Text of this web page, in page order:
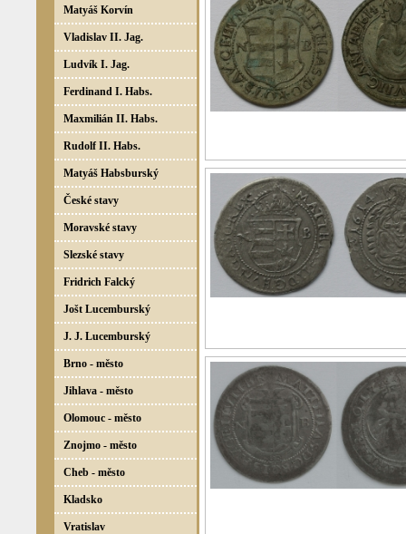
Matyáš Korvín
Vladislav II. Jag.
Ludvík I. Jag.
Ferdinand I. Habs.
Maxmilián II. Habs.
Rudolf II. Habs.
Matyáš Habsburský
České stavy
Moravské stavy
Slezské stavy
Fridrich Falcký
Jošt Lucemburský
J. J. Lucemburský
Brno - město
Jihlava - město
Olomouc - město
Znojmo - město
Cheb - město
Kladsko
Vratislav